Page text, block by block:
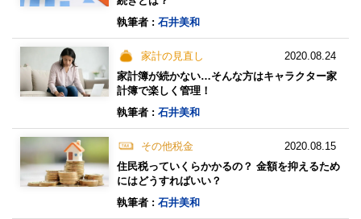
執筆者 : 石井美和
家計の見直し 2020.08.24
家計簿が続かない…そんな方はキャラクター家
計簿で楽しく管理！
執筆者 : 石井美和
その他税金 2020.08.15
住民税っていくらかかるの？ 金額を抑えるため
にはどうすればいい？
執筆者 : 石井美和